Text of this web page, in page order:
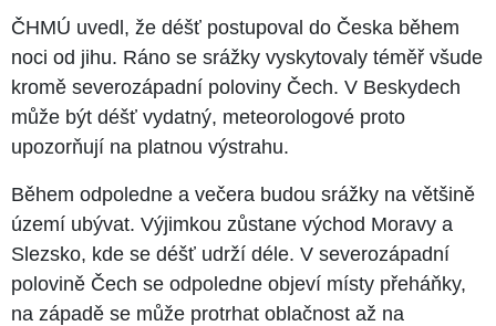
ČHMÚ uvedl, že déšť postupoval do Česka během
noci od jihu. Ráno se srážky vyskytovaly téměř všude
kromě severozápadní poloviny Čech. V Beskydech
může být déšť vydatný, meteorologové proto
upozorňují na platnou výstrahu.
Během odpoledne a večera budou srážky na většině
území ubývat. Výjimkou zůstane východ Moravy a
Slezsko, kde se déšť udrží déle. V severozápadní
polovině Čech se odpoledne objeví místy přeháňky,
na západě se může protrhat oblačnost až na